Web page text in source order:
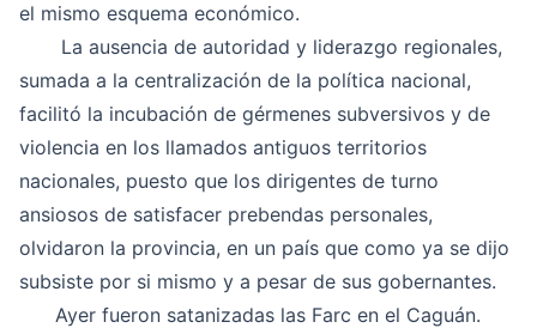
el mismo esquema económico.
La ausencia de autoridad y liderazgo regionales,
sumada a la centralización de la política nacional,
facilitó la incubación de gérmenes subversivos y de
violencia en los llamados antiguos territorios
nacionales, puesto que los dirigentes de turno
ansiosos de satisfacer prebendas personales,
olvidaron la provincia, en un país que como ya se dijo
subsiste por si mismo y a pesar de sus gobernantes.
Ayer fueron satanizadas las Farc en el Caguán.